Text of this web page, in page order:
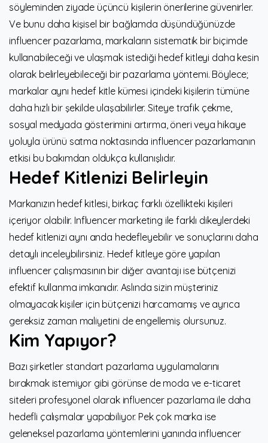
söyleminden ziyade üçüncü kişilerin önerilerine güvenirler.
Ve bunu daha kişisel bir bağlamda düşündüğünüzde
influencer pazarlama, markaların sistematik bir biçimde
kullanabileceği ve ulaşmak istediği hedef kitleyi daha kesin
olarak belirleyebileceği bir pazarlama yöntemi. Böylece;
markalar aynı hedef kitle kümesi içindeki kişilerin tümüne
daha hızlı bir şekilde ulaşabilirler. Siteye trafik çekme,
sosyal medyada gösterimini artırma, öneri veya hikaye
yoluyla ürünü satma noktasında influencer pazarlamanın
etkisi bu bakımdan oldukça kullanışlıdır.
Hedef Kitlenizi Belirleyin
Markanızın hedef kitlesi, birkaç farklı özellikteki kişileri
içeriyor olabilir. Influencer marketing ile farklı dikeylerdeki
hedef kitlenizi aynı anda hedefleyebilir ve sonuçlarını daha
detaylı inceleybilirsiniz. Hedef kitleye göre yapılan
influencer çalışmasının bir diğer avantajı ise bütçenizi
efektif kullanma imkanıdır. Aslında sizin müşteriniz
olmayacak kişiler için bütçenizi harcamamış ve ayrıca
gereksiz zaman maliyetini de engellemiş olursunuz.
Kim Yapıyor?
Bazı şirketler standart pazarlama uygulamalarını
bırakmak istemiyor gibi görünse de moda ve e-ticaret
siteleri profesyonel olarak influencer pazarlama ile daha
hedefli çalışmalar yapabiliyor. Pek çok marka ise
geleneksel pazarlama yöntemlerini yanında influencer